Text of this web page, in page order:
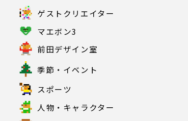
ゲストクリエイター
マエボン3
前田デザイン室
季節・イベント
スポーツ
人物・キャラクター